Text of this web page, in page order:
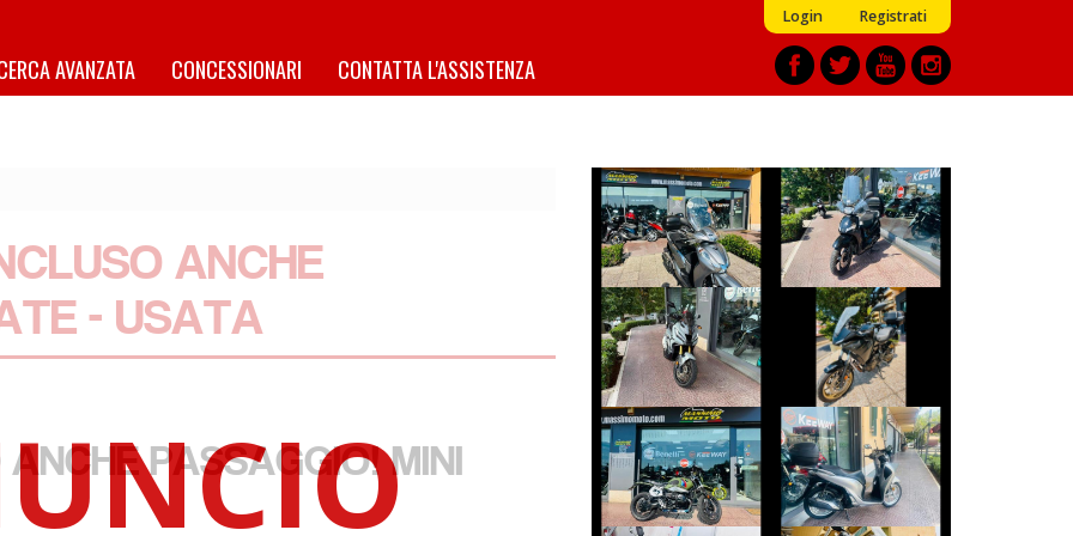
Login Registrati
AVANZATA CONCESSIONARI CONTATTA L'ASSISTENZA
ANCHE
- USATA
PASSAGGIO! MINI
HONDA SH
€ 2.990 €
PEUGEOT TWEET
€ 2.390 €
HONDA X-ADV
€ 8.990 €
YAMAHA
TRACER
€ 7.990 €
BMW R-NINET
€ 10.490 €
HONDA SH
€ 2.290 €